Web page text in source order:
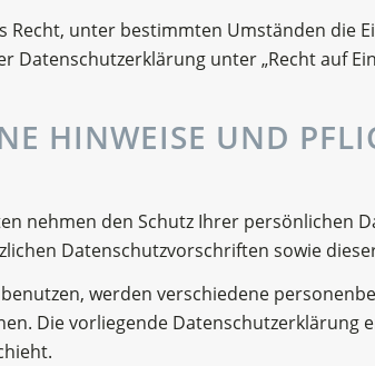
Recht, unter bestimmten Umständen die
Datenschutzerklärung unter „Recht auf
HINWEISE UND
nehmen den Schutz Ihrer persönlichen
Datenschutzvorschriften sowie
werden verschiedene
Die vorliegende Datenschutzerklärung